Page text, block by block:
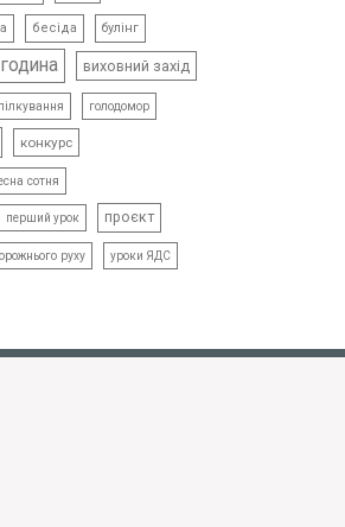
бесіда булінг
виховний захід
голодомор
конкурс
сотня
перший урок проєкт
руху уроки ЯДС